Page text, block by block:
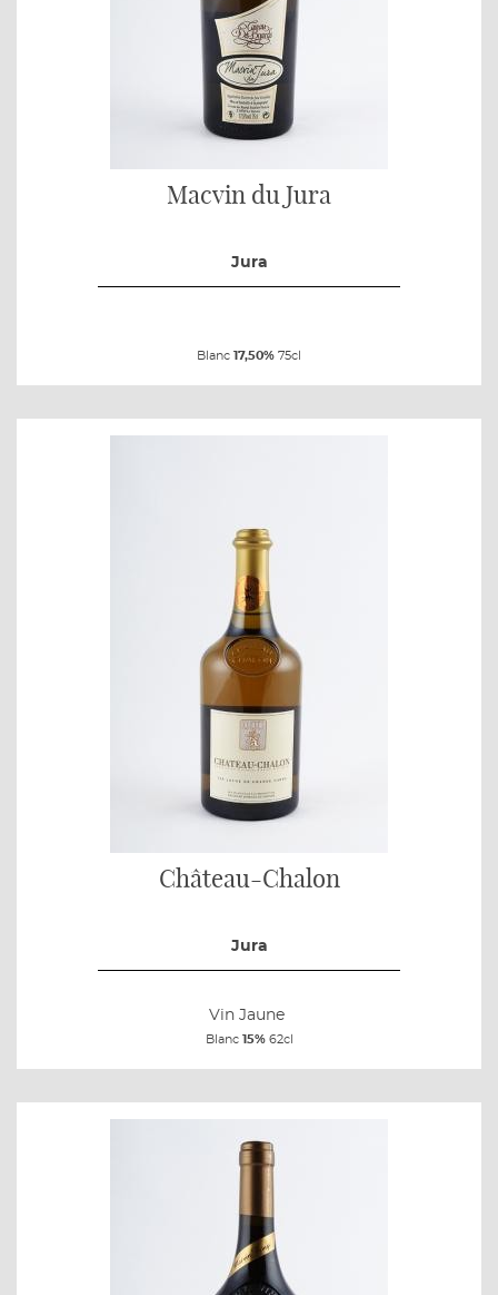
Macvin du Jura
Jura
Blanc 17,50% 75cl
Château-Chalon
Jura
Vin Jaune
Blanc 15% 62cl